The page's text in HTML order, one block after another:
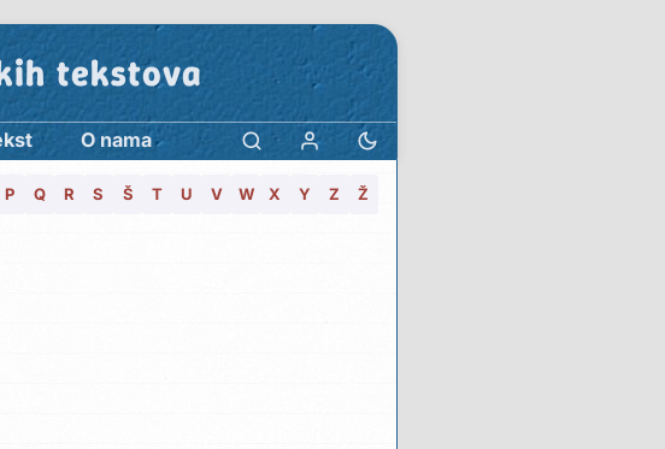
tekstova
O nama
P Q R S Š T U V W X Y Z Ž